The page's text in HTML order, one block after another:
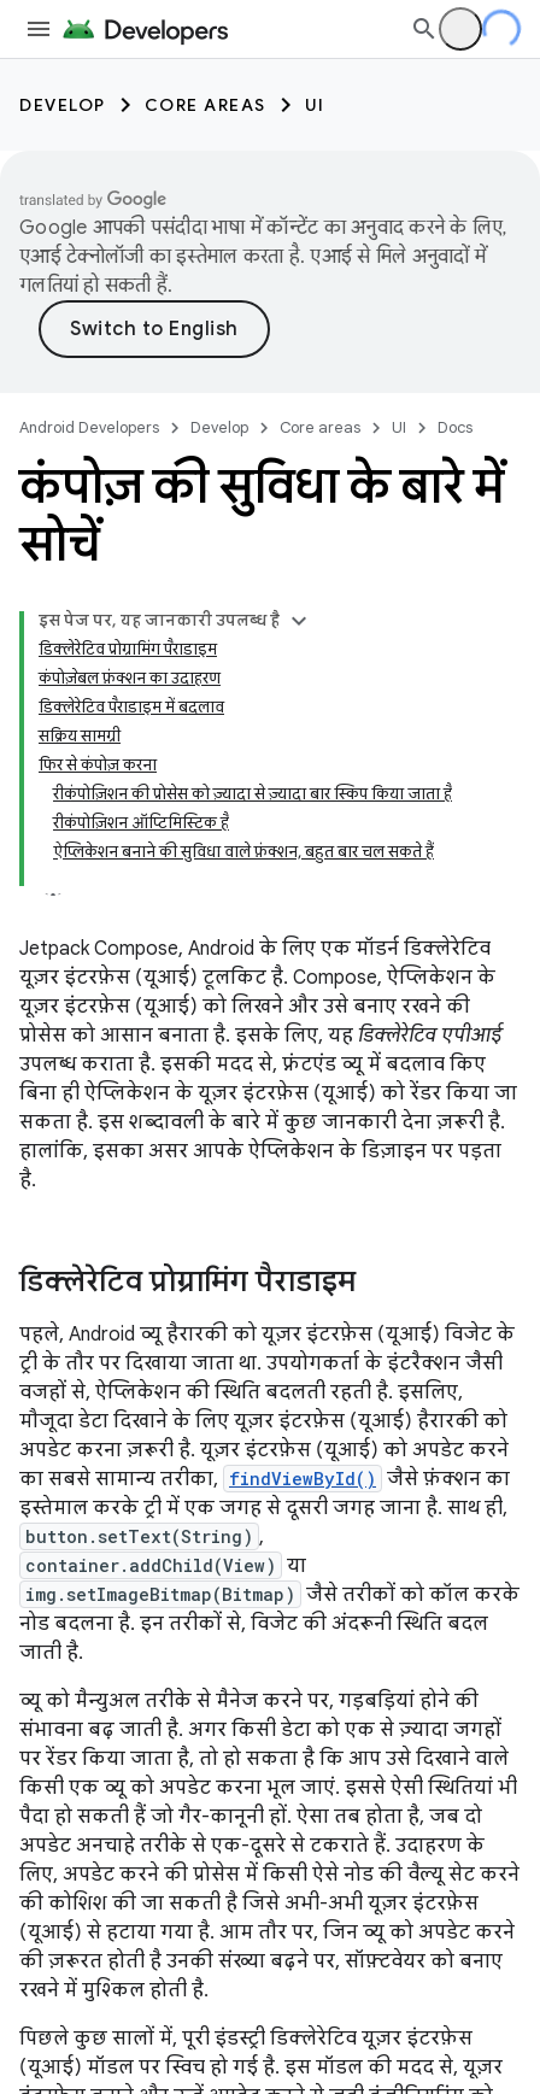
DEVELOP CORE AREAS UI
Google आपकी पसंदीदा भाषा में कॉन्टेंट का अनुवाद करने के लिए,
एआई टेक्नोलॉजी का इस्तेमाल करता है. एआई से मिले अनुवादों में
गलतियां हो सकती हैं.
Android Developers Develop Core areas UI Docs
कंपोज़ की सुविधा के बारे में
सोचें
इस पेज पर, यह जानकारी उपलब्ध है
डिक्लेरेटिव प्रोग्रामिंग पैराडाइम
कंपोज़ेबल फ़ंक्शन का उदाहरण
डिक्लेरेटिव पैराडाइम में बदलाव
सक्रिय सामग्री
फिर से कंपोज़ करना
रीकंपोज़िशन की प्रोसेस को ज़्यादा से ज़्यादा बार स्किप किया जाता है
रीकंपोज़िशन ऑप्टिमिस्टिक है
ऐप्लिकेशन बनाने की सुविधा वाले फ़ंक्शन, बहुत बार चल सकते हैं
Jetpack Compose, Android के लिए एक मॉडर्न डिक्लेरेटिव
यूज़र इंटरफ़ेस (यूआई) टूलकिट है. Compose, ऐप्लिकेशन के
यूज़र इंटरफ़ेस (यूआई) को लिखने और उसे बनाए रखने की
प्रोसेस को आसान बनाता है. इसके लिए, यह डिक्लेरेटिव एपीआई
उपलब्ध कराता है. इसकी मदद से, फ़्रंटएंड व्यू में बदलाव किए
बिना ही ऐप्लिकेशन के यूज़र इंटरफ़ेस (यूआई) को रेंडर किया जा
सकता है. इस शब्दावली के बारे में कुछ जानकारी देना ज़रूरी है.
हालांकि, इसका असर आपके ऐप्लिकेशन के डिज़ाइन पर पड़ता
है.
डिक्लेरेटिव प्रोग्रामिंग पैराडाइम
पहले, Android व्यू हैरारकी को यूज़र इंटरफ़ेस (यूआई) विजेट के
ट्री के तौर पर दिखाया जाता था. उपयोगकर्ता के इंटरैक्शन जैसी
वजहों से, ऐप्लिकेशन की स्थिति बदलती रहती है. इसलिए,
मौजूदा डेटा दिखाने के लिए यूज़र इंटरफ़ेस (यूआई) हैरारकी को
अपडेट करना ज़रूरी है. यूज़र इंटरफ़ेस (यूआई) को अपडेट करने
का सबसे सामान्य तरीका, findViewById() जैसे फ़ंक्शन का
इस्तेमाल करके ट्री में एक जगह से दूसरी जगह जाना है. साथ ही,
button.setText(String) ,
container.addChild(View) या
img.setImageBitmap(Bitmap) जैसे तरीकों को कॉल करके
नोड बदलना है. इन तरीकों से, विजेट की अंदरूनी स्थिति बदल
जाती है.
व्यू को मैन्युअल तरीके से मैनेज करने पर, गड़बड़ियां होने की
संभावना बढ़ जाती है. अगर किसी डेटा को एक से ज़्यादा जगहों
पर रेंडर किया जाता है, तो हो सकता है कि आप उसे दिखाने वाले
किसी एक व्यू को अपडेट करना भूल जाएं. इससे ऐसी स्थितियां भी
पैदा हो सकती हैं जो गैर-कानूनी हों. ऐसा तब होता है, जब दो
अपडेट अनचाहे तरीके से एक-दूसरे से टकराते हैं. उदाहरण के
लिए, अपडेट करने की प्रोसेस में किसी ऐसे नोड की वैल्यू सेट करने
की कोशिश की जा सकती है जिसे अभी-अभी यूज़र इंटरफ़ेस
(यूआई) से हटाया गया है. आम तौर पर, जिन व्यू को अपडेट करने
की ज़रूरत होती है उनकी संख्या बढ़ने पर, सॉफ़्टवेयर को बनाए
रखने में मुश्किल होती है.
पिछले कुछ सालों में, पूरी इंडस्ट्री डिक्लेरेटिव यूज़र इंटरफ़ेस
(यूआई) मॉडल पर स्विच हो गई है. इस मॉडल की मदद से, यूज़र